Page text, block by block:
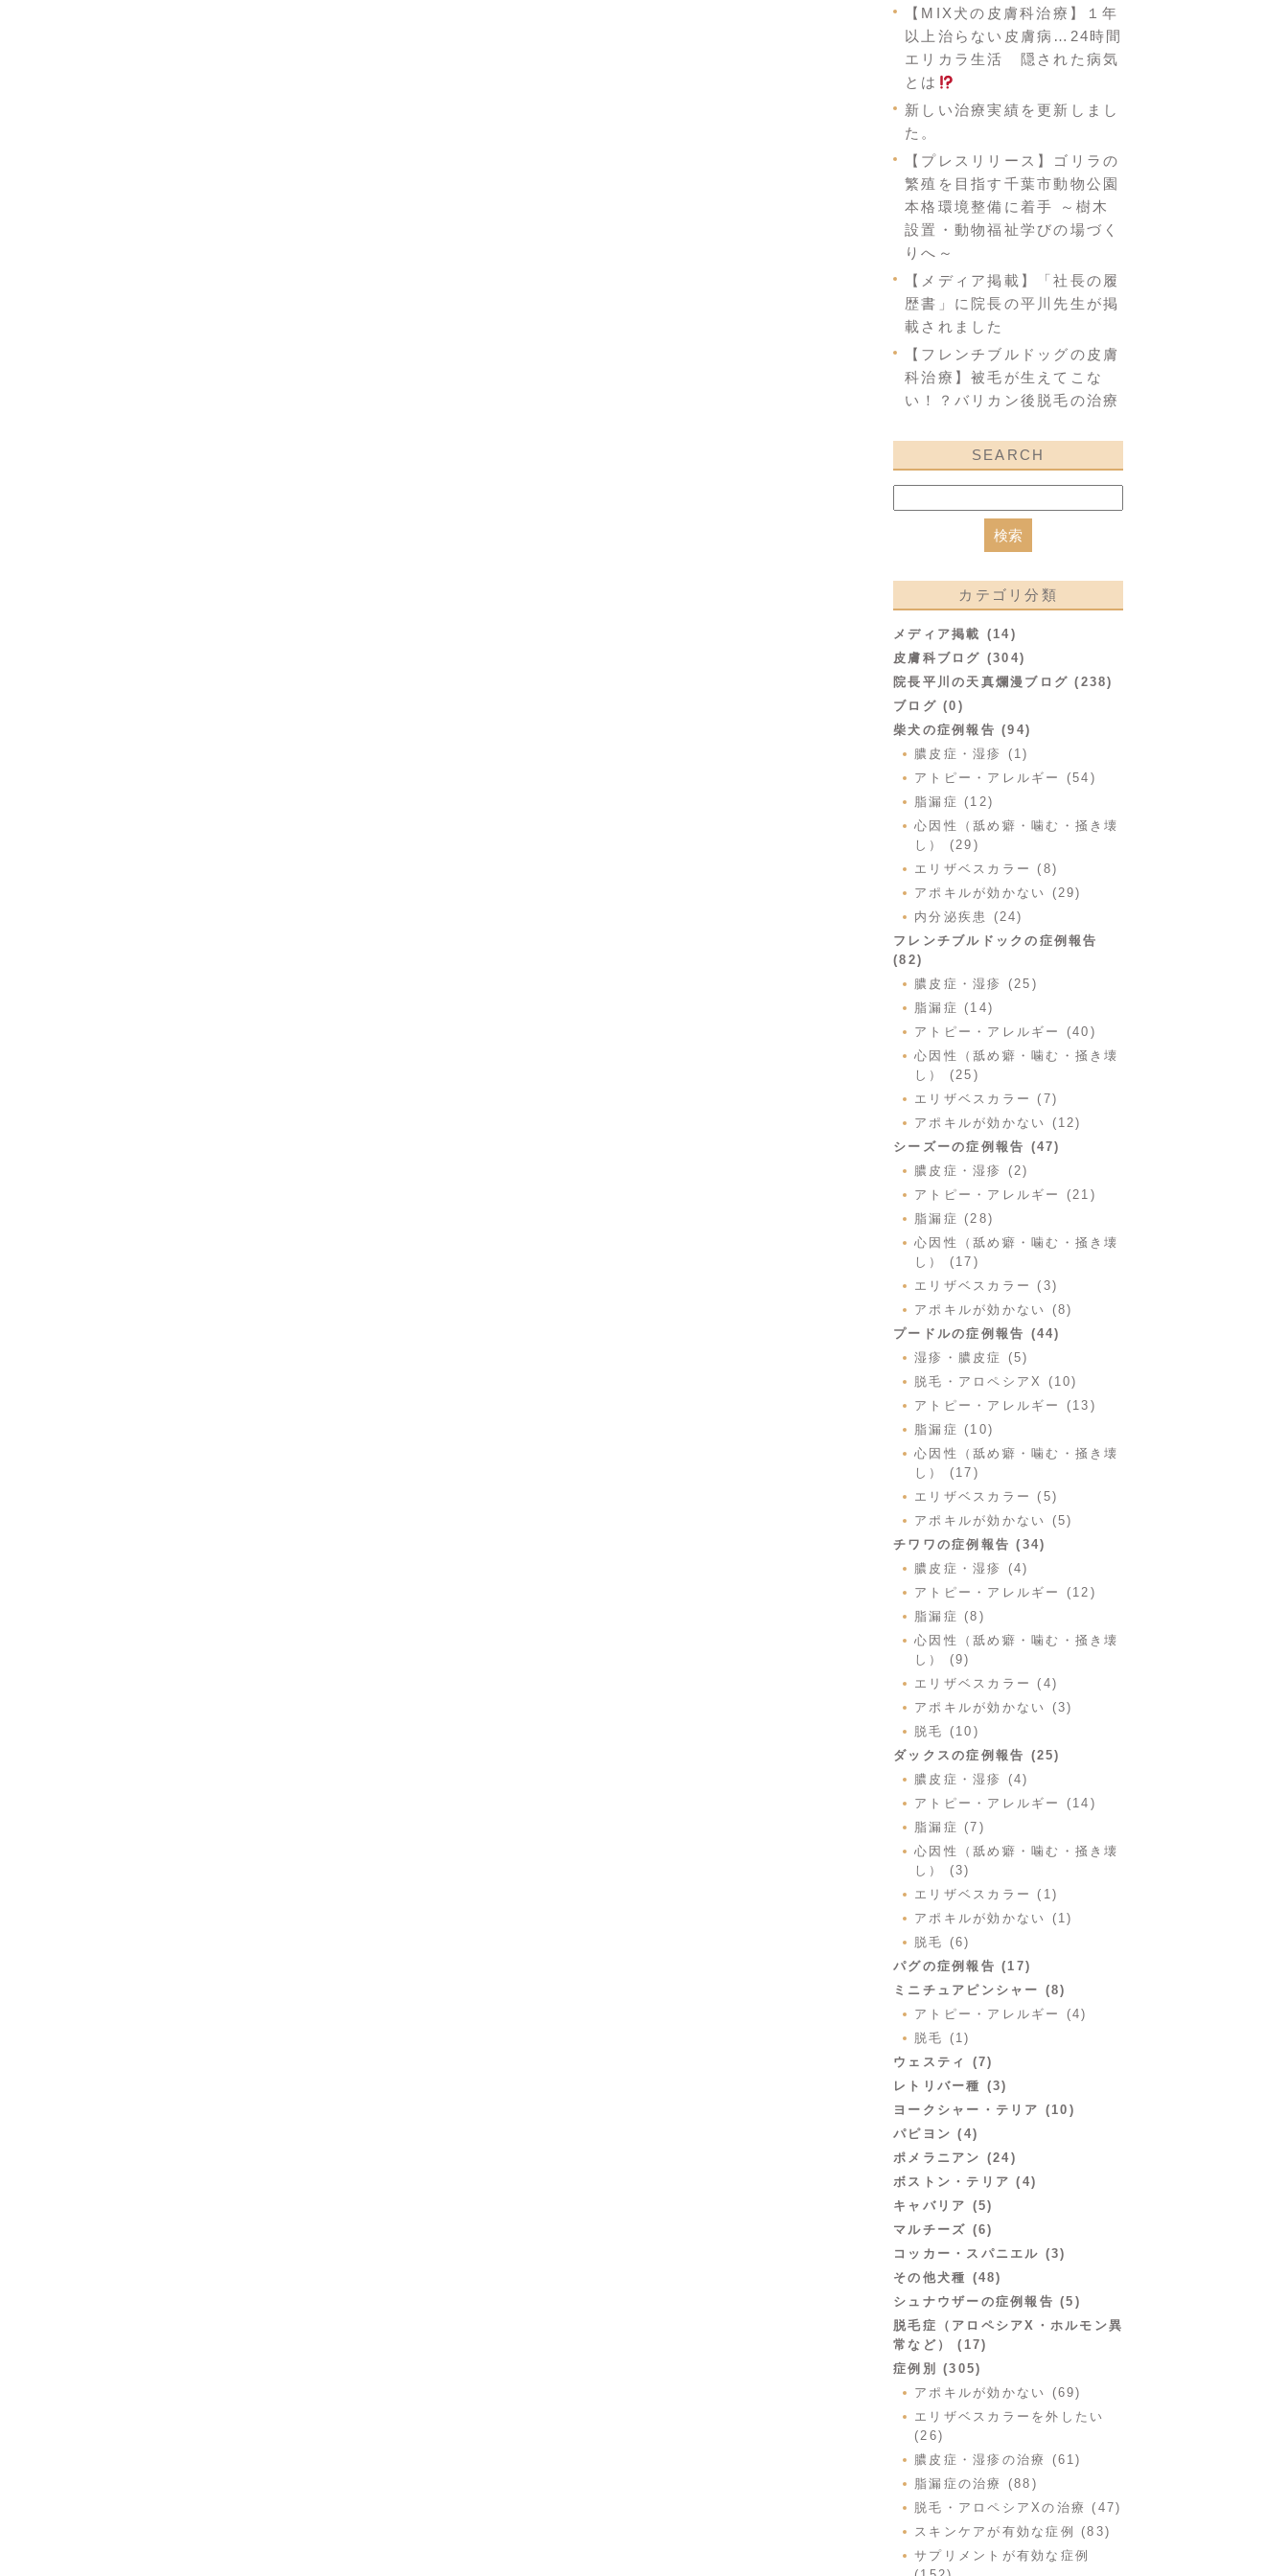
【MIX犬の皮膚科治療】１年
以上治らない皮膚病…24時間
エリカラ生活 隠された病気
とは
新しい治療実績を更新しまし
た。
【プレスリリース】ゴリラの
繁殖を目指す千葉市動物公園
本格環境整備に着手 ～樹木
設置・動物福祉学びの場づく
りへ～
【メディア掲載】「社長の履
歴書」に院長の平川先生が掲
載されました
【フレンチブルドッグの皮膚
科治療】被毛が生えてこな
い！？バリカン後脱毛の治療
SEARCH
カテゴリ分類
メディア掲載 (14)
皮膚科ブログ (304)
院長平川の天真爛漫ブログ (238)
ブログ (0)
柴犬の症例報告 (94)
膿皮症・湿疹 (1)
アトピー・アレルギー (54)
脂漏症 (12)
心因性（舐め癖・噛む・掻き壊
し） (29)
エリザベスカラー (8)
アポキルが効かない (29)
内分泌疾患 (24)
フレンチブルドックの症例報告
(82)
膿皮症・湿疹 (25)
脂漏症 (14)
アトピー・アレルギー (40)
心因性（舐め癖・噛む・掻き壊
し） (25)
エリザベスカラー (7)
アポキルが効かない (12)
シーズーの症例報告 (47)
膿皮症・湿疹 (2)
アトピー・アレルギー (21)
脂漏症 (28)
心因性（舐め癖・噛む・掻き壊
し） (17)
エリザベスカラー (3)
アポキルが効かない (8)
プードルの症例報告 (44)
湿疹・膿皮症 (5)
脱毛・アロペシアX (10)
アトピー・アレルギー (13)
脂漏症 (10)
心因性（舐め癖・噛む・掻き壊
し） (17)
エリザベスカラー (5)
アポキルが効かない (5)
チワワの症例報告 (34)
膿皮症・湿疹 (4)
アトピー・アレルギー (12)
脂漏症 (8)
心因性（舐め癖・噛む・掻き壊
し） (9)
エリザベスカラー (4)
アポキルが効かない (3)
脱毛 (10)
ダックスの症例報告 (25)
膿皮症・湿疹 (4)
アトピー・アレルギー (14)
脂漏症 (7)
心因性（舐め癖・噛む・掻き壊
し） (3)
エリザベスカラー (1)
アポキルが効かない (1)
脱毛 (6)
パグの症例報告 (17)
ミニチュアピンシャー (8)
アトピー・アレルギー (4)
脱毛 (1)
ウェスティ (7)
レトリバー種 (3)
ヨークシャー・テリア (10)
パピヨン (4)
ポメラニアン (24)
ボストン・テリア (4)
キャバリア (5)
マルチーズ (6)
コッカー・スパニエル (3)
その他犬種 (48)
シュナウザーの症例報告 (5)
脱毛症（アロペシアX・ホルモン異
常など） (17)
症例別 (305)
アポキルが効かない (69)
エリザベスカラーを外したい
(26)
膿皮症・湿疹の治療 (61)
脂漏症の治療 (88)
脱毛・アロペシアXの治療 (47)
スキンケアが有効な症例 (83)
サプリメントが有効な症例